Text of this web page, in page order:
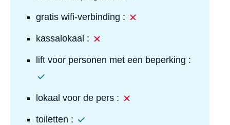
gratis wifi-verbinding : Nee
kassalokaal : Nee
lift voor personen met een beperking :
lokaal voor de pers : Nee
toiletten : Ja